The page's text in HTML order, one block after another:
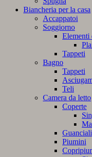
Biancheria per la casa
Accappatoi
Soggiorno
Elementi
Tappeti
Bagno
Tappeti
Teli
Camera da letto
Coperte
Guanciali
Piumini